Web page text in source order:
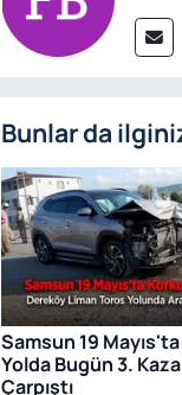
Bunlar da
Samsun 19 Mayıs'ta
Yolda Bugün 3.
Çarpıştı